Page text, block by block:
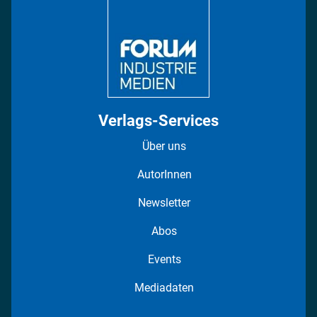
Verlags-Services
Über uns
AutorInnen
Newsletter
Abos
Events
Mediadaten